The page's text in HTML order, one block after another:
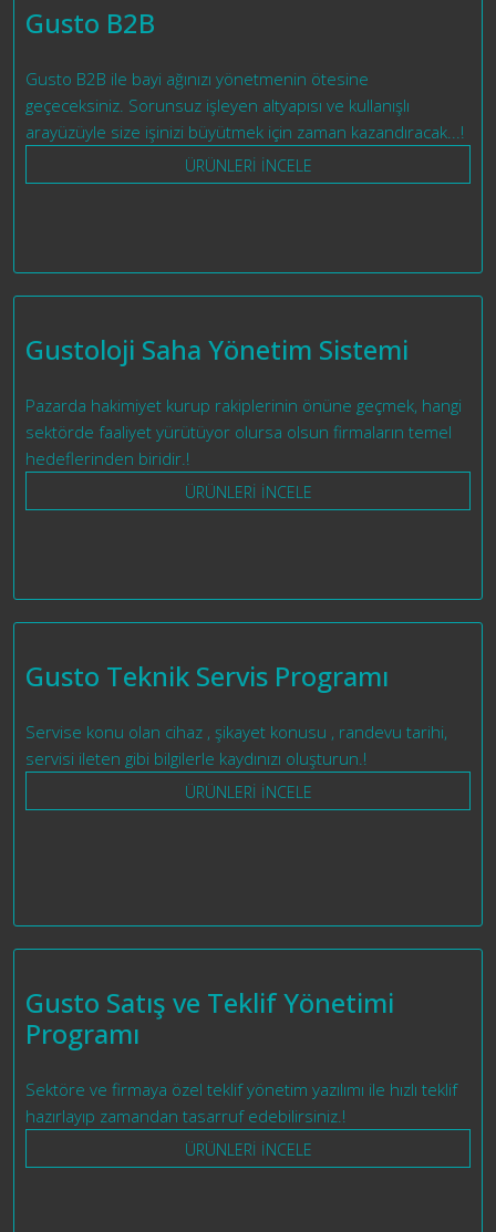
Gusto B2B
Gusto B2B ile bayi ağınızı yönetmenin ötesine
geçeceksiniz. Sorunsuz işleyen altyapısı ve kullanışlı
arayüzüyle size işinizi büyütmek için zaman kazandıracak...!
ÜRÜNLERİ İNCELE
Gustoloji Saha Yönetim Sistemi
Pazarda hakimiyet kurup rakiplerinin önüne geçmek, hangi
sektörde faaliyet yürütüyor olursa olsun firmaların temel
hedeflerinden biridir.!
ÜRÜNLERİ İNCELE
Gusto Teknik Servis Programı
Servise konu olan cihaz , şikayet konusu , randevu tarihi,
servisi ileten gibi bilgilerle kaydınızı oluşturun.!
ÜRÜNLERİ İNCELE
Gusto Satış ve Teklif Yönetimi
Programı
Sektöre ve firmaya özel teklif yönetim yazılımı ile hızlı teklif
hazırlayıp zamandan tasarruf edebilirsiniz.!
ÜRÜNLERİ İNCELE